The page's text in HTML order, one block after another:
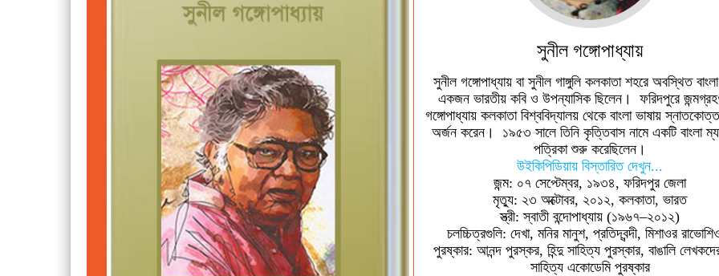
সুনীল গঙ্গোপাধ্যায়
সুনীল গঙ্গোপাধ্যায় বা সুনীল গাঙ্গুলি কলকাতা শহরে অবস্থিত
একজন ভারতীয় কবি ও উপন্যাসিক ছিলেন। ফরিদপুরে
গঙ্গোপাধ্যায় কলকাতা বিশ্ববিদ্যালয় থেকে বাংলা ভাষায়
অর্জন করেন। ১৯৫৩ সালে তিনি কৃত্তিবাস নামে একটি বাংলা
পত্রিকা শুরু করেছিলেন।
উইকিপিডিয়ায় বিস্তারিত দেখুন...
জন্ম: ০৭ সেপ্টেম্বর, ১৯৩৪, ফরিদপুর জেলা
মৃত্যু: ২৩ অক্টোবর, ২০১২, কলকাতা, ভারত
স্ত্রী: স্বাতী বন্দোপাধ্যায় (১৯৬৭–২০১২)
চলচ্চিত্রগুলি: দেখা, মনির মানুশ, প্রতিদ্বন্দী, মিশাওর
পুরষ্কার: আনন্দ পুরস্কর, হিন্দু সাহিত্য পুরস্কার, বাঙালি
সাহিত্য একােডেমি পুরষ্কার